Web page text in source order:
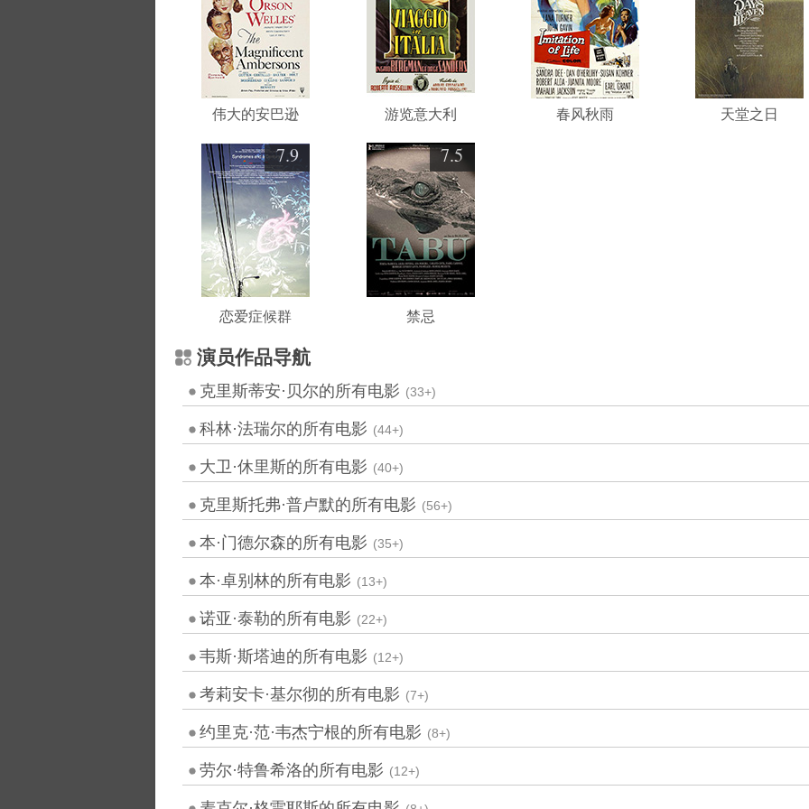
伟大的安巴逊 游览意大利 春风秋雨 天堂之日
7.9
恋爱症候群
7.5
禁忌
演员作品导航
克里斯蒂安·贝尔的所有电影 (33+)
科林·法瑞尔的所有电影 (44+)
大卫·休里斯的所有电影 (40+)
克里斯托弗·普卢默的所有电影 (56+)
本·门德尔森的所有电影 (35+)
本·卓别林的所有电影 (13+)
诺亚·泰勒的所有电影 (22+)
韦斯·斯塔迪的所有电影 (12+)
考莉安卡·基尔彻的所有电影 (7+)
约里克·范·韦杰宁根的所有电影 (8+)
劳尔·特鲁希洛的所有电影 (12+)